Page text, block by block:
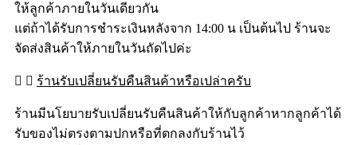
ให้ลูกค้าภายในวันเดียวกัน
แต่ถ้าได้รับการชำระเงินหลังจาก 14:00 น เป็นต้นไป ร้านจะ
จัดส่งสินค้าให้ภายในวันถัดไปค่ะ
ร้านรับเปลี่ยนรับคืนสินค้าหรือเปล่าครับ
ร้านมีนโยบายรับเปลี่ยนรับคืนสินค้าให้กับลูกค้าหากลูกค้าได้
รับของไม่ตรงตามปกหรือที่ตกลงกับร้านไว้